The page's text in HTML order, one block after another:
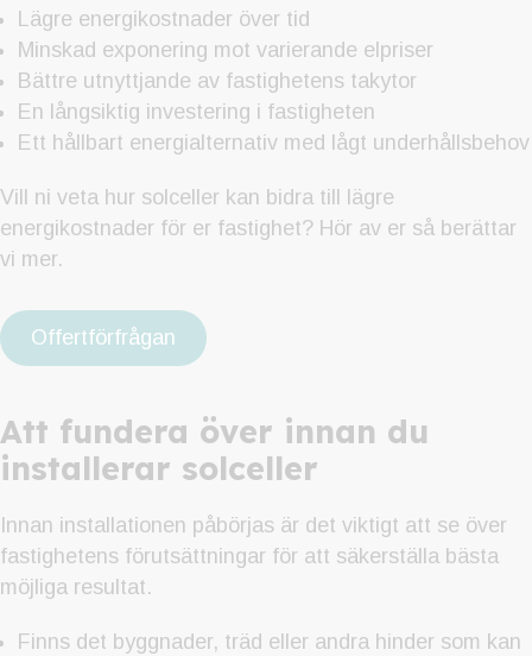
Lägre energikostnader över tid
Minskad exponering mot varierande elpriser
Bättre utnyttjande av fastighetens takytor
En långsiktig investering i fastigheten
Ett hållbart energialternativ med lågt underhållsbehov
Vill ni veta hur solceller kan bidra till lägre
energikostnader för er fastighet? Hör av er så berättar
vi mer.
Offertförfrågan
Att fundera över innan du
installerar solceller
Innan installationen påbörjas är det viktigt att se över
fastighetens förutsättningar för att säkerställa bästa
möjliga resultat.
Finns det byggnader, träd eller andra hinder som kan